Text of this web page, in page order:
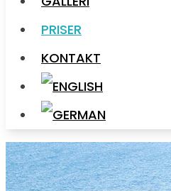
GALLERI
PRISER
KONTAKT
PRISER
KONTAKT